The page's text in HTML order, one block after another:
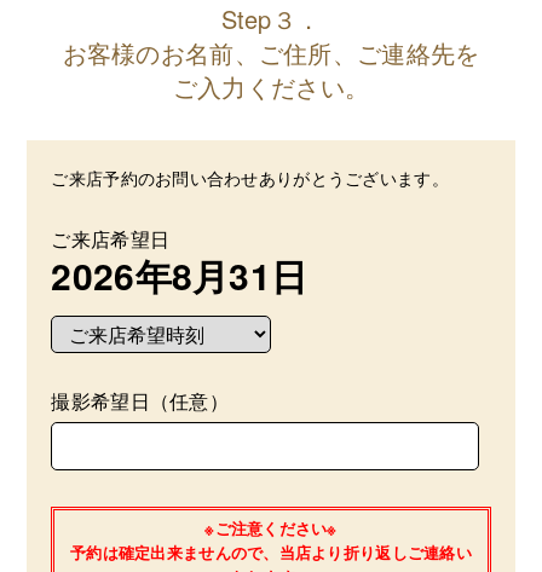
Step３．
お客様のお名前、ご住所、ご連絡先を
ご入力ください。
ご来店予約のお問い合わせありがとうございます。
ご来店希望日
2026年8月31日
撮影希望日（任意）
※ご注意ください※
予約は確定出来ませんので、当店より折り返しご連絡い